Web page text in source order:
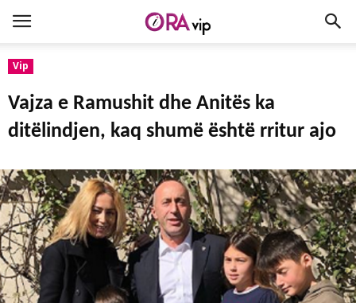
Vip
Vajza e Ramushit dhe Anitës ka
ditëlindjen, kaq shumë është rritur ajo